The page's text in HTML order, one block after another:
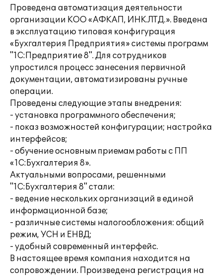
Проведена автоматизация деятельности
организации КОО «АФКАП, ИНК.ЛТД.». Введена
в эксплуатацию типовая конфигурация
«Бухгалтерия Предприятия» системы программ
"1С:Предприятие 8". Для сотрудников
упростился процесс занесения первичной
документации, автоматизированы ручные
операции.
Проведены следующие этапы внедрения:
- установка программного обеспечения;
- показ возможностей конфигурации; настройка
интерфейсов;
- обучение основным приемам работы с ПП
«1С:Бухгалтерия 8».
Актуальными вопросами, решенными
"1С:Бухгалтерия 8" стали:
- ведение нескольких организаций в единой
информационной базе;
- различные системы налогообложения: общий
режим, УСН и ЕНВД;
- удобный современный интерфейс.
В настоящее время компания находится на
сопровождении. Произведена регистрация на